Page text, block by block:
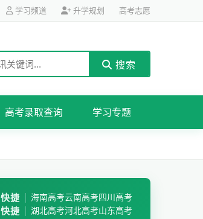
学习频道 升学规划 高考志愿
搜索
高考录取查询 学习专题
快捷 海南高考云南高考四川高考
快捷 湖北高考河北高考山东高考